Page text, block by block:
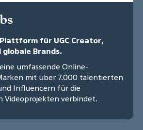
für UGC Creator,
Brands.
umfassende Online-
mit über 7.000 talentierten
Influencern für die
Videoprojekten verbindet.